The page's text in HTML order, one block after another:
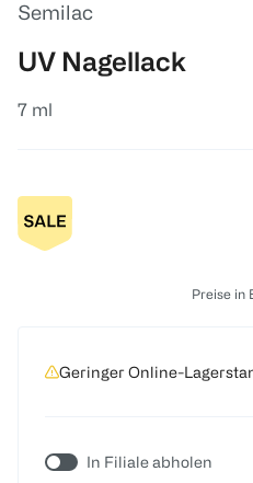
Semilac
UV Nagellack
7 ml
Preise in
Geringer Online-
In Filiale abholen